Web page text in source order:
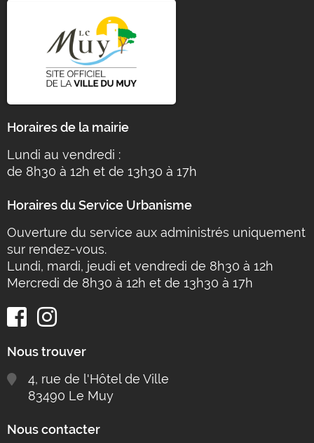
Horaires de la mairie
Lundi au vendredi :
de 8h30 à 12h et de 13h30 à 17h
Horaires du Service Urbanisme
Ouverture du service aux administrés uniquement
sur rendez-vous.
Lundi, mardi, jeudi et vendredi de 8h30 à 12h
Mercredi de 8h30 à 12h et de 13h30 à 17h
Nous trouver
4, rue de l'Hôtel de Ville
83490 Le Muy
Nous contacter